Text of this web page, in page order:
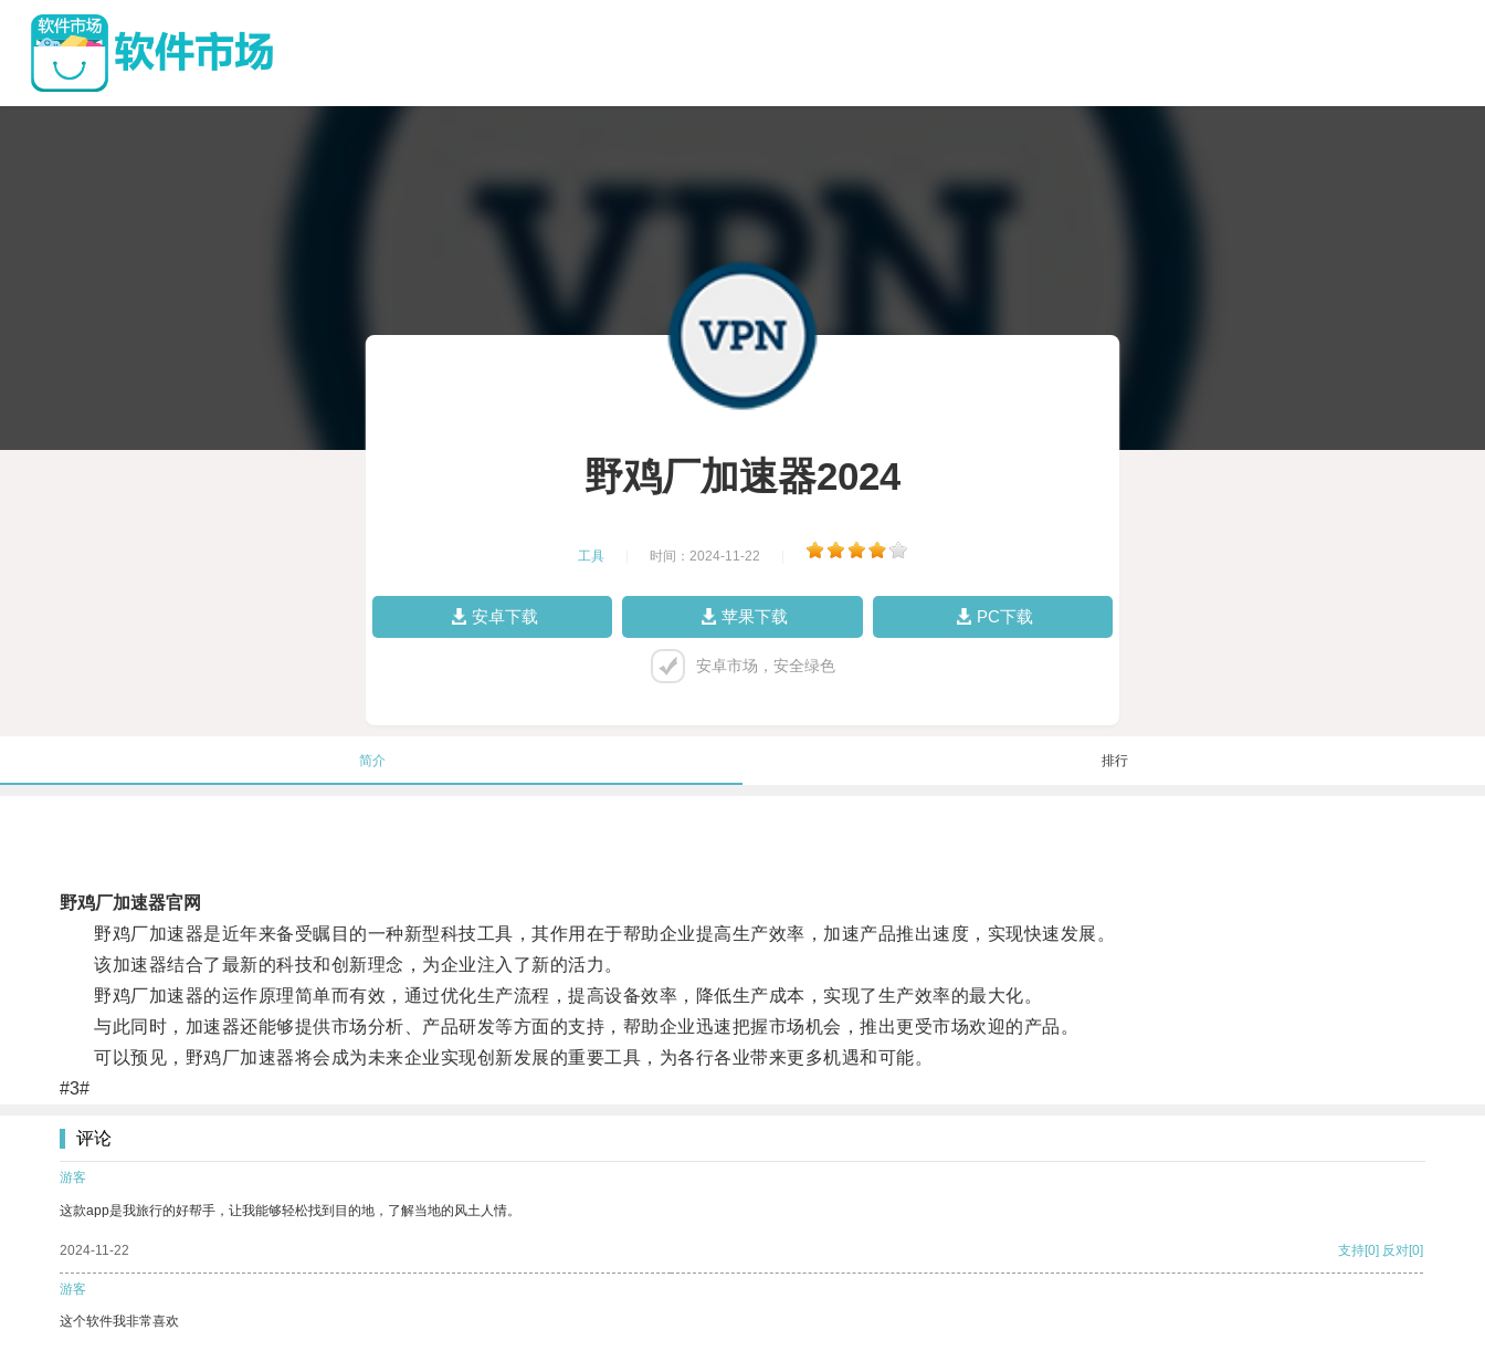
野鸡厂加速器2024
工具 时间：2024-11-22
安卓下载 苹果下载 PC下载
安卓市场，安全绿色
简介 排行
野鸡厂加速器官网
野鸡厂加速器是近年来备受瞩目的一种新型科技工具，其作用在于帮助企业提高生产效率，加速产品推出速度，实现快速发展。
该加速器结合了最新的科技和创新理念，为企业注入了新的活力。
野鸡厂加速器的运作原理简单而有效，通过优化生产流程，提高设备效率，降低生产成本，实现了生产效率的最大化。
与此同时，加速器还能够提供市场分析、产品研发等方面的支持，帮助企业迅速把握市场机会，推出更受市场欢迎的产品。
可以预见，野鸡厂加速器将会成为未来企业实现创新发展的重要工具，为各行各业带来更多机遇和可能。
#3#
评论
游客
这款app是我旅行的好帮手，让我能够轻松找到目的地，了解当地的风土人情。
2024-11-22 支持[0] 反对[0]
游客
这个软件我非常喜欢